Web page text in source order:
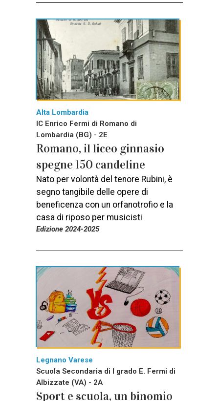
Alta Lombardia
IC Enrico Fermi di Romano di
Lombardia (BG) - 2E
Romano, il liceo ginnasio
spegne 150 candeline
Nato per volontà del tenore Rubini, è
segno tangibile delle opere di
beneficenza con un orfanotrofio e la
casa di riposo per musicisti
Edizione 2024-2025
Legnano Varese
Scuola Secondaria di I grado E. Fermi di
Albizzate (VA) - 2A
Sport e scuola, un binomio